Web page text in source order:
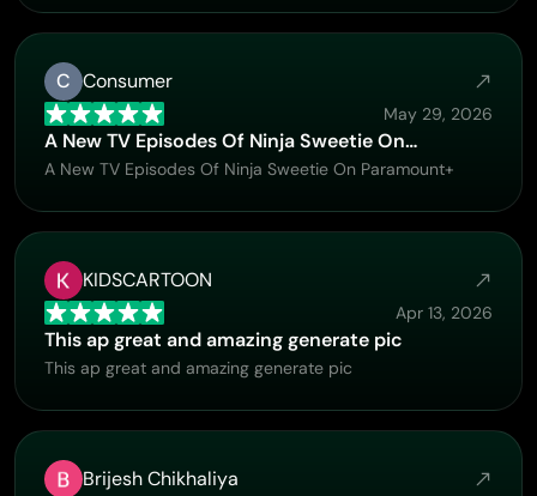
C Consumer
May 29, 2026
A New TV Episodes Of Ninja Sweetie On…
A New TV Episodes Of Ninja Sweetie On Paramount+
KIDSCARTOON
Apr 13, 2026
This ap great and amazing generate pic
This ap great and amazing generate pic
Brijesh Chikhaliya